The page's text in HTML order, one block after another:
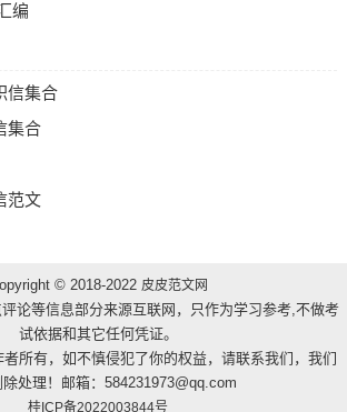
编
信集合
集合
范文
© 2018-2022 皮皮范文网
论等信息部分来源互联网，只作为学习参考,不做考
试依据和其它任何凭证。
所有，如不慎侵犯了你的权益，请联系我们，我们
处理！邮箱：584231973@qq.com
桂ICP备2022003844号